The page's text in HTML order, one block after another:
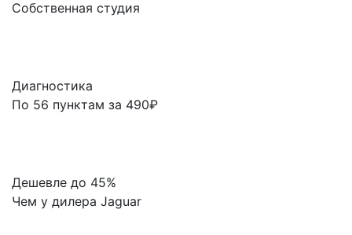
Собственная студия
Диагностика
По 56 пунктам за 490₽
Дешевле до 45%
Чем у дилера Jaguar